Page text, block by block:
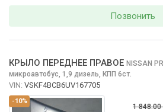
Позвонить
-10%
КРЫЛО ПЕРЕДНЕЕ ПРАВОЕ NISSAN
микроавтобус, 1,9 дизель, КПП 6ст.
VIN: VSKF4BCB6UV167705
1 848.00